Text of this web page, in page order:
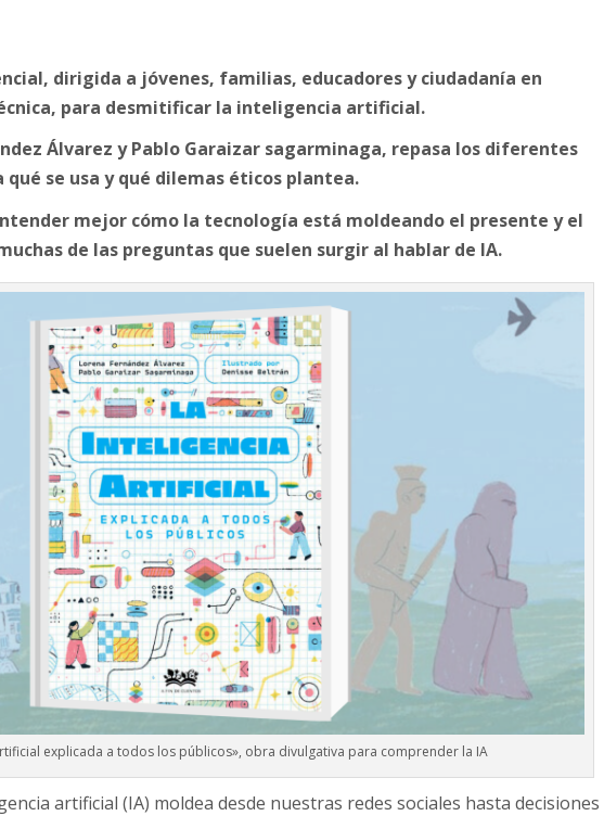
dirigida a jóvenes, familias, educadores y ciudadanía en
para desmitificar la inteligencia artificial.
Álvarez y Pablo Garaizar sagarminaga, repasa los diferentes
qué se usa y qué dilemas éticos plantea.
mejor cómo la tecnología está moldeando el presente y el
de las preguntas que suelen surgir al hablar de IA.
explicada a todos los públicos», obra divulgativa para comprender la IA
artificial (IA) moldea desde nuestras redes sociales hasta decisiones